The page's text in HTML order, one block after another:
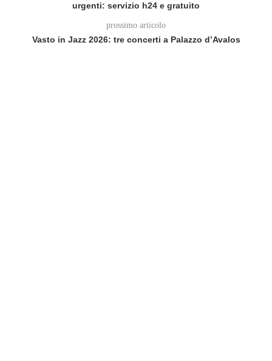
urgenti: servizio h24 e gratuito
prossimo articolo
Vasto in Jazz 2026: tre concerti a Palazzo d’Avalos